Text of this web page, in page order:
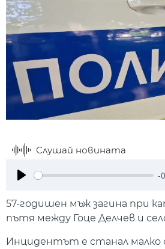
Слушай новината
-
57-годишен мъж загина при
пътя между Гоце Делчев и
Инцидентът е станал малко